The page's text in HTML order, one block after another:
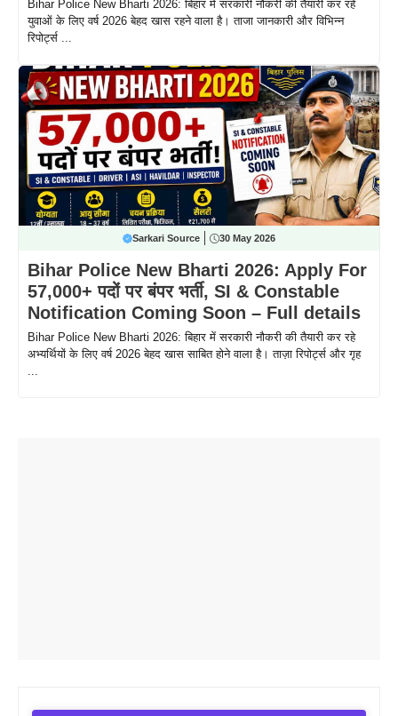
Bihar Police New Bharti 2026: बिहार में सरकारी नौकरी की तैयारी कर रहे
युवाओं के लिए वर्ष 2026 बेहद खास रहने वाला है। ताजा जानकारी और विभिन्न
रिपोर्ट्स ...
Sarkari Source 30 May 2026
Bihar Police New Bharti 2026: Apply For
57,000+ पदों पर बंपर भर्ती, SI & Constable
Notification Coming Soon – Full details
Bihar Police New Bharti 2026: बिहार में सरकारी नौकरी की तैयारी कर रहे
अभ्यर्थियों के लिए वर्ष 2026 बेहद खास साबित होने वाला है। ताज़ा रिपोर्ट्स और गृह
...